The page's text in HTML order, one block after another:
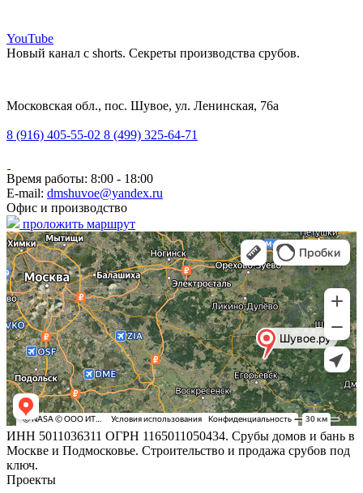
YouTube
Новый канал с shorts. Секреты производства срубов.
Московская обл., пос. Шувое, ул. Ленинская, 76а
8 (916) 405-55-02 8 (499) 325-64-71
Время работы: 8:00 - 18:00
E-mail: dmshuvoe@yandex.ru
Офис и производство
проложить маршрут
ИНН 5011036311 ОГРН 1165011050434. Срубы домов и бань в
Москве и Подмосковье. Строительство и продажа срубов под
ключ.
Проекты